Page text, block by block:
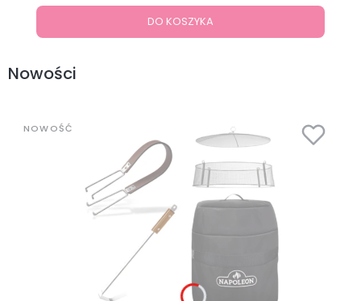
DO KOSZYKA
Nowości
NOWOŚĆ